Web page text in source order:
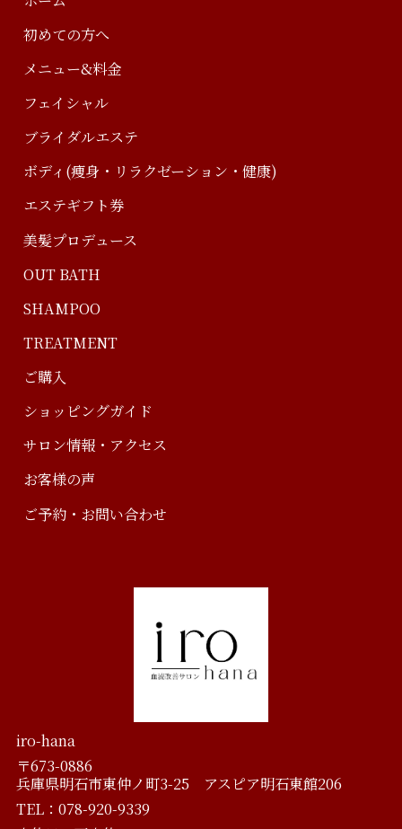
初めての方へ
メニュー&料金
フェイシャル
ブライダルエステ
ボディ(痩身・リラクゼーション・健康)
エステギフト券
美髪プロデュース
OUT BATH
SHAMPOO
TREATMENT
ご購入
ショッピングガイド
サロン情報・アクセス
お客様の声
ご予約・お問い合わせ
iro-hana
〒673-0886
兵庫県明石市東仲ノ町3-25 アスピア明石東館206
TEL：078-920-9339